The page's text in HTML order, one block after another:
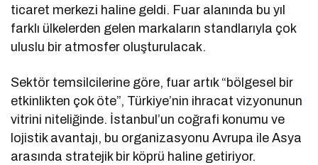
ticaret merkezi haline geldi. Fuar alanında bu yıl
farklı ülkelerden gelen markaların standlarıyla çok
uluslu bir atmosfer oluşturulacak.
Sektör temsilcilerine göre, fuar artık “bölgesel bir
etkinlikten çok öte”, Türkiye’nin ihracat vizyonunun
vitrini niteliğinde. İstanbul’un coğrafi konumu ve
lojistik avantajı, bu organizasyonu Avrupa ile Asya
arasında stratejik bir köprü haline getiriyor.